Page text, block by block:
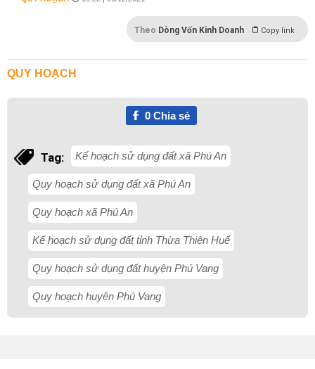
Theo Dòng Vốn Kinh Doanh Copy link
QUY HOẠCH
0Chia sẻ
Tag: Kế hoạch sử dụng đất xã Phú An
Quy hoạch sử dụng đất xã Phú An
Quy hoạch xã Phú An
Kế hoạch sử dụng đất tỉnh Thừa Thiên Huế
Quy hoạch sử dụng đất huyện Phú Vang
Quy hoạch huyện Phú Vang